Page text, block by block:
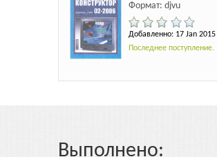
Формат: djvu
Добавленно: 17 Jan 2015
Последнее поступление.
Выполнено: